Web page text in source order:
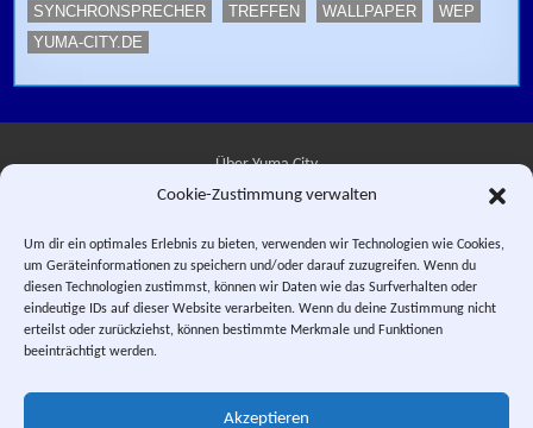
Cookie-Zustimmung verwalten
Um dir ein optimales Erlebnis zu bieten, verwenden wir Technologien wie Cookies,
um Geräteinformationen zu speichern und/oder darauf zuzugreifen. Wenn du
diesen Technologien zustimmst, können wir Daten wie das Surfverhalten oder
eindeutige IDs auf dieser Website verarbeiten. Wenn du deine Zustimmung nicht
erteilst oder zurückziehst, können bestimmte Merkmale und Funktionen
beeinträchtigt werden.
Akzeptieren
SYNCHRONSPRECHER
TREFFEN WALLPAPER
WEP
YUMA-CITY.DE
Über Yuma City
Datenschutzerklärung
Impressum
Instagram
E-Mail
RSS-Feed